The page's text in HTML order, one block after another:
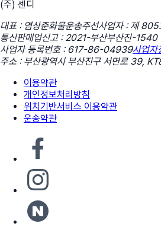
(주) 센디
대표 : 염상준화물운송주선사업자 : 제 805
통신판매업신고 : 2021-부산부산진-1540
사업자 등록번호 : 617-86-04939사업자
주소 : 부산광역시 부산진구 서면로 39,
이용약관
개인정보처리방침
위치기반서비스 이용약관
운송약관